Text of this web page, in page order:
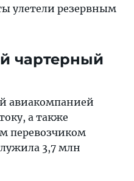
улетели резервным
чартерный
авиакомпанией
а также
перевозчиком
3,7 млн